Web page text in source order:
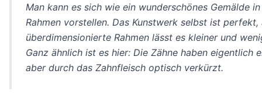
Man kann es sich wie ein wunderschönes Gemälde
Rahmen vorstellen. Das Kunstwerk selbst ist perfekt,
überdimensionierte Rahmen lässt es kleiner und
Ganz ähnlich ist es hier: Die Zähne haben eigentlich
aber durch das Zahnfleisch optisch verkürzt.